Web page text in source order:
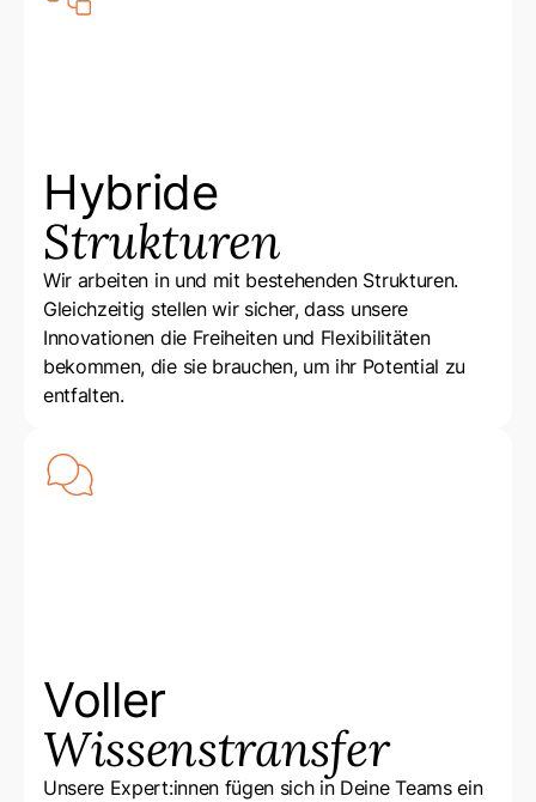
Hybride
Strukturen
Wir arbeiten in und mit bestehenden Strukturen.
Gleichzeitig stellen wir sicher, dass unsere
Innovationen die Freiheiten und Flexibilitäten
bekommen, die sie brauchen, um ihr Potential zu
entfalten.
Voller
Wissenstransfer
Unsere Expert:innen fügen sich in Deine Teams ein